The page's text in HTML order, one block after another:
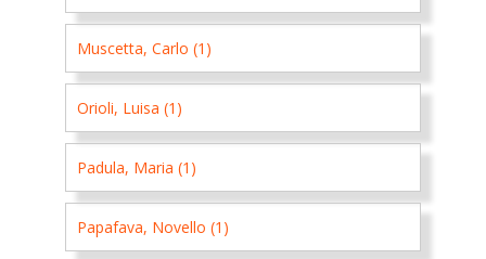
Muscetta, Carlo (1)
Orioli, Luisa (1)
Padula, Maria (1)
Papafava, Novello (1)